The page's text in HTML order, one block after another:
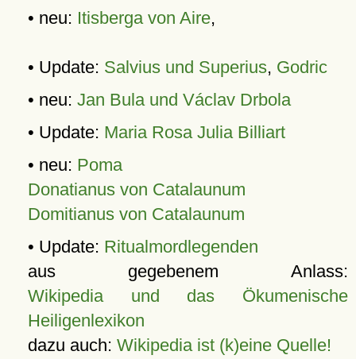
• neu: Itisberga von Aire,
• Update: Salvius und Superius, Godric
• neu: Jan Bula und Václav Drbola
• Update: Maria Rosa Julia Billiart
• neu: Poma
Donatianus von Catalaunum
Domitianus von Catalaunum
• Update: Ritualmordlegenden
aus gegebenem Anlass:
Wikipedia und das Ökumenische
Heiligenlexikon
dazu auch: Wikipedia ist (k)eine Quelle!